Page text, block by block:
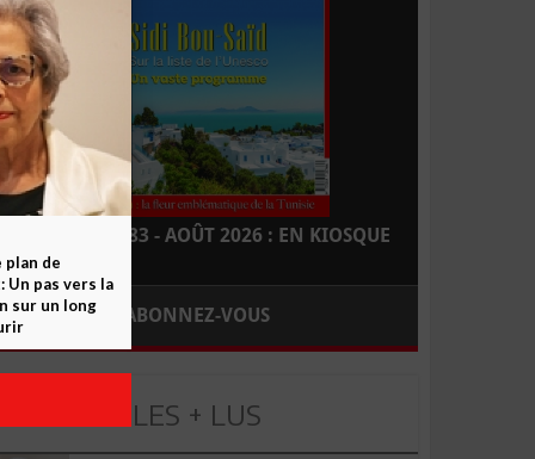
LEADERS N° 183 - AOÛT 2026 : EN KIOSQUE
ABONNEZ-VOUS
LES + LUS
plan de
Un pas vers la
sur un long